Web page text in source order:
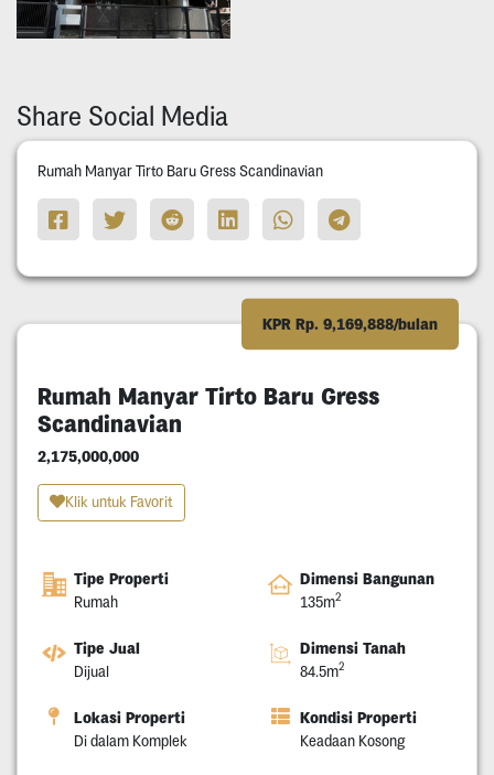
Share Social Media
Rumah Manyar Tirto Baru Gress Scandinavian
KPR Rp. 9,169,888/bulan
Rumah Manyar Tirto Baru Gress
Scandinavian
2,175,000,000
Klik untuk Favorit
Tipe Properti
Rumah
Dimensi Bangunan
135m2
Tipe Jual
Dijual
Dimensi Tanah
84.5m2
Lokasi Properti
Di dalam Komplek
Kondisi Properti
Keadaan Kosong